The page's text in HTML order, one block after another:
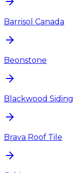
Barrisol Canada
Beonstone
Blackwood Siding
Brava Roof Tile